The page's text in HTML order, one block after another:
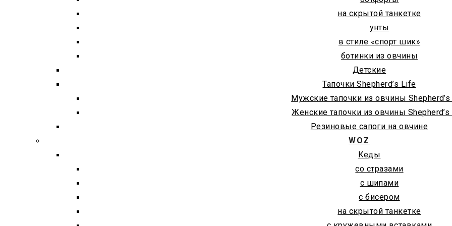
на скрытой танкетке
унты
в стиле «спорт шик»
ботинки из овчины
Детские
Тапочки Shepherd’s Life
Мужские тапочки из овчины
Женские тапочки из овчины
Резиновые сапоги на овчине
WOZ
Кеды
со стразами
с шипами
с бисером
на скрытой танкетке